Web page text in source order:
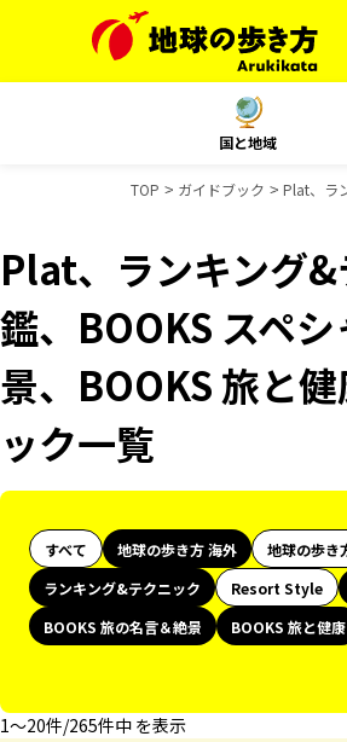
国と地域
TOP ガイドブック Plat、ラ
Plat、ランキング
鑑、BOOKS スペ
景、BOOKS 旅と
ック一覧
すべて 地球の歩き方 海外 地球の歩き
ランキング&テクニック
Resort Style
BOOKS 旅の名言＆絶景
BOOKS 旅と健康
1〜20件/265件中 を表示